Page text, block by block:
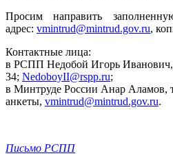
Просим направить
адрес: vmintrud@mintrud.gov.ru,
Контактные лица:
в РСПП Недобой Игорь Иванович,
34; NedoboyII@rspp.ru;
в Минтруде России Анар Аламов,
анкеты, vmintrud@mintrud.gov.ru.
Письмо РСПП